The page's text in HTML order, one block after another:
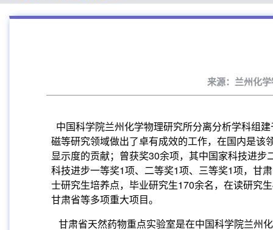
来源：兰州化
中国科学院兰州化学物理研究所分离分析学科组
磁等研究领域做出了卓有成效的工作，在国内是
显示度的贡献；曾获奖30余项，其中国家科技进步
科技进步一等奖1项、二等奖1项、三等奖1项，甘
士研究生培养点，毕业研究生170余名，在读研究生
甘肃省等多项重大项目。
甘肃省天然药物重点实验室是在中国科学院兰州